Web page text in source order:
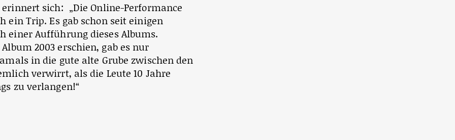
erinnert sich: „Die Online-Performance
ein Trip. Es gab schon seit einigen
einer Aufführung dieses Albums.
2003 erschien, gab es nur
in die gute alte Grube zwischen den
verwirrt, als die Leute 10 Jahre
zu verlangen!“